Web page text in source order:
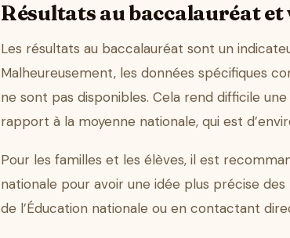
Résultats au baccalauréat
Les résultats au baccalauréat sont un
Malheureusement, les données spécifiques
ne sont pas disponibles. Cela rend difficile
rapport à la moyenne nationale, qui est
Pour les familles et les élèves, il est
nationale pour avoir une idée plus précise
de l’Éducation nationale ou en contactant